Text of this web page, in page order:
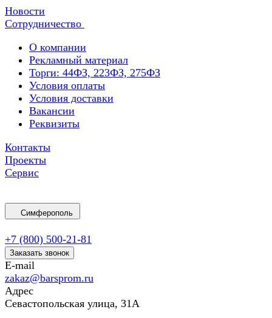
Новости
Сотрудничество
О компании
Рекламный материал
Торги: 44ФЗ, 223ФЗ, 275ФЗ
Условия оплаты
Условия доставки
Вакансии
Реквизиты
Контакты
Проекты
Сервис
Симферополь
+7 (800) 500-21-81
Заказать звонок
E-mail
zakaz@barsprom.ru
Адрес
Севастопольская улица, 31А